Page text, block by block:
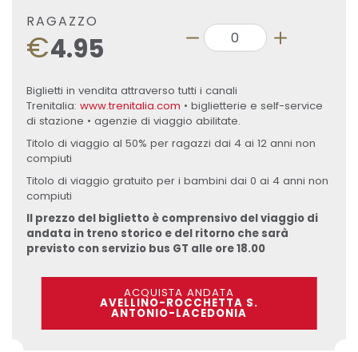
RAGAZZO
€4.95
Biglietti in vendita attraverso tutti i canali
Trenitalia: www.trenitalia.com • biglietterie e self-service
di stazione • agenzie di viaggio abilitate.
Titolo di viaggio al 50% per ragazzi dai 4 ai 12 anni non
compiuti
Titolo di viaggio gratuito per i bambini dai 0 ai 4 anni non
compiuti
Il prezzo del biglietto è comprensivo del viaggio di
andata in treno storico e del ritorno che sarà
previsto con servizio bus GT alle ore 18.00
ACQUISTA ANDATA
AVELLINO-ROCCHETTA S.
ANTONIO-LACEDONIA